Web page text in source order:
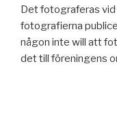
Det fotograferas
fotografierna
någon inte will att
det till föreningens